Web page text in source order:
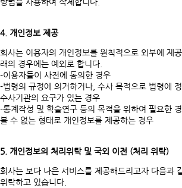
방법을 사용하여 삭제합니다.
4. 개인정보 제공
회사는 이용자의 개인정보를 원칙적으로 외부에 제
래의 경우에는 예외로 합니다.
-이용자들이 사전에 동의한 경우
-법령의 규정에 의거하거나, 수사 목적으로 법령에
수사기관의 요구가 있는 경우
-통계작성 및 학술연구 등의 목적을 위하여 필요한
볼 수 없는 형태로 개인정보를 제공하는 경우
5. 개인정보의 처리위탁 및 국외 이전 (처리 위탁)
회사는 보다 나은 서비스를 제공해드리고자 다음과
위탁하고 있습니다.